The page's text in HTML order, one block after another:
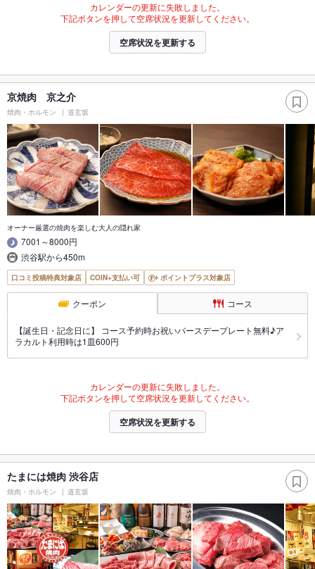
カレンダーの更新に失敗しました。
下記ボタンを押して空席状況を更新してください。
空席状況を更新する
京焼肉 京之介
焼肉・ホルモン 道玄坂
オーナー厳選の焼肉を楽しむ大人の隠れ家
7001～8000円
渋谷駅から450m
口コミ投稿特典対象店 COIN+支払い可 ポイントプラス対象店
クーポン コース
【誕生日・記念日に】 コース予約時お祝いバースデープレート無料♪ア
ラカルト利用時は1皿600円
カレンダーの更新に失敗しました。
下記ボタンを押して空席状況を更新してください。
空席状況を更新する
たまには焼肉 渋谷店
焼肉・ホルモン 道玄坂